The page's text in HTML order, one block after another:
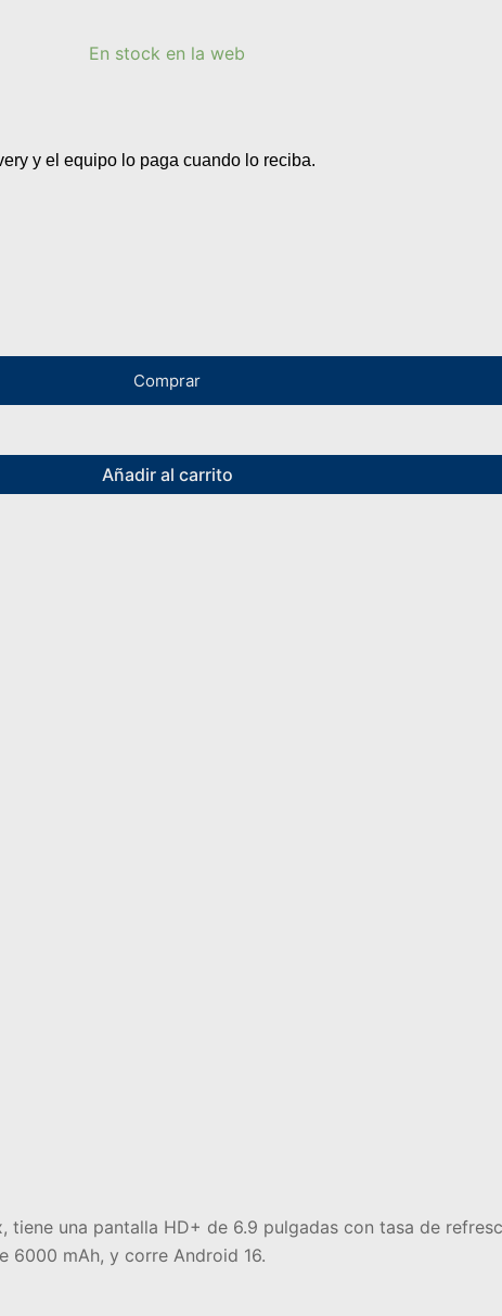
En stock en la web
y el equipo lo paga cuando lo reciba.
Comprar
Añadir al carrito
una pantalla HD+ de 6.9 pulgadas con tasa de
6000 mAh, y corre Android 16.